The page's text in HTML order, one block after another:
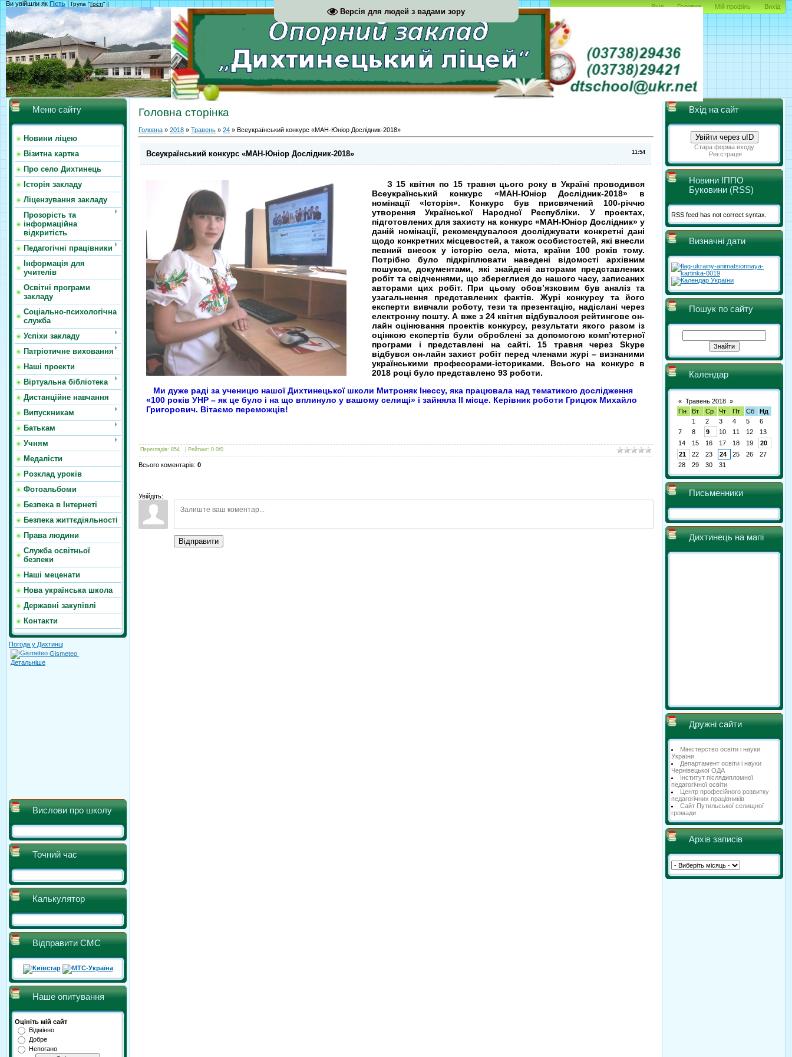
Версія для людей з вадами зору
Вхід Головна Мій профіль Вихід
Ви увійшли як Гість | Група "Гості" |
Меню сайту
Новини ліцею
Візитна картка
Про село Дихтинець
Історія закладу
Ліцензування закладу
Прозорість та
інформаційна
відкритість
Педагогічні працівники
Інформація для
учителів
Освітні програми
закладу
Соціально-психологічна
служба
Успіхи закладу
Патріотичне виховання
Наші проекти
Віртуальна бібліотека
Дистанційне навчання
Випускникам
Батькам
Учням
Медалісти
Розклад уроків
Фотоальбоми
Безпека в Інтернеті
Безпека життєдіяльності
Права людини
Служба освітньої
безпеки
Наші меценати
Нова українська школа
Державні закупівлі
Контакти
Погода у Дихтинці
Gismeteo
Детальніше
Вислови про школу
Точний час
Калькулятор
Відправити СМС
Наше опитування
Оцініть мій сайт
Відмінно
Добре
Непогано
Головна сторінка
Головна » 2018 » Травень » 24 » Всеукраїнський конкурс «МАН-Юніор Дослідник-2018»
Всеукраїнський конкурс «МАН-Юніор Дослідник-2018»
З 15 квітня по 15 травня цього року в Україні проводився
Всеукраїнський конкурс «МАН-Юніор Дослідник-2018» в
номінації «Історія». Конкурс був присвячений 100-річчю
утворення Української Народної Республіки. У проектах,
підготовлених для захисту на конкурс «МАН-Юніор Дослідник» у
даній номінації, рекомендувалося досліджувати конкретні дані
щодо конкретних місцевостей, а також особистостей, які внесли
певний внесок у історію села, міста, країни 100 років тому.
Потрібно було підкріплювати наведені відомості архівним
пошуком, документами, які знайдені авторами представлених
робіт та свідченнями, що збереглися до нашого часу, записаних
авторами цих робіт. При цьому обов’язковим був аналіз та
узагальнення представлених фактів. Журі конкурсу та його
експерти вивчали роботу, тези та презентацію, надіслані через
електронну пошту. А вже з 24 квітня відбувалося рейтингове он-
лайн оцінювання проектів конкурсу, результати якого разом із
оцінкою експертів були оброблені за допомогою комп’ютерної
програми і представлені на сайті. 15 травня через Skype
відбувся он-лайн захист робіт перед членами журі – визнаними
українськими професорами-істориками. Всього на конкурс в
2018 році було представлено 93 роботи.
Ми дуже раді за ученицю нашої Дихтинецької школи Митроняк Інессу, яка працювала над тематикою дослідження
«100 років УНР – як це було і на що вплинуло у вашому селищі» і зайняла ІІ місце. Керівник роботи Грицюк Михайло
Григорович. Вітаємо переможців!
Переглядів: 854 Рейтинг: 0.0/0
Всього коментарів: 0
Увійдіть:
Відправити
Вхід на сайт
Увійти через uID
Стара форма входу
Реєстрація
Новини ІППО
Буковини (RSS)
RSS feed has not correct syntax.
Визначні дати
Пошук по сайту
Календар
« Травень 2018 »
Пн
Вт Ср Чт Пт Сб
Нд
1
2 3 4 5
6
7
8 9 10 11 12
13
14
15 16 17 18 19
20
21
22 23 24 25 26
27
28
29 30 31
Письменники
Дихтинець на мапі
Дружні сайти
Міністерство освіти і науки
України
Департамент освіти і науки
Чернівецької ОДА
Інститут післядипломної
педагогічної освіти
Центр професійного розвитку
педагогічних працівників
Сайт Путильської селищної
громади
Архів записів